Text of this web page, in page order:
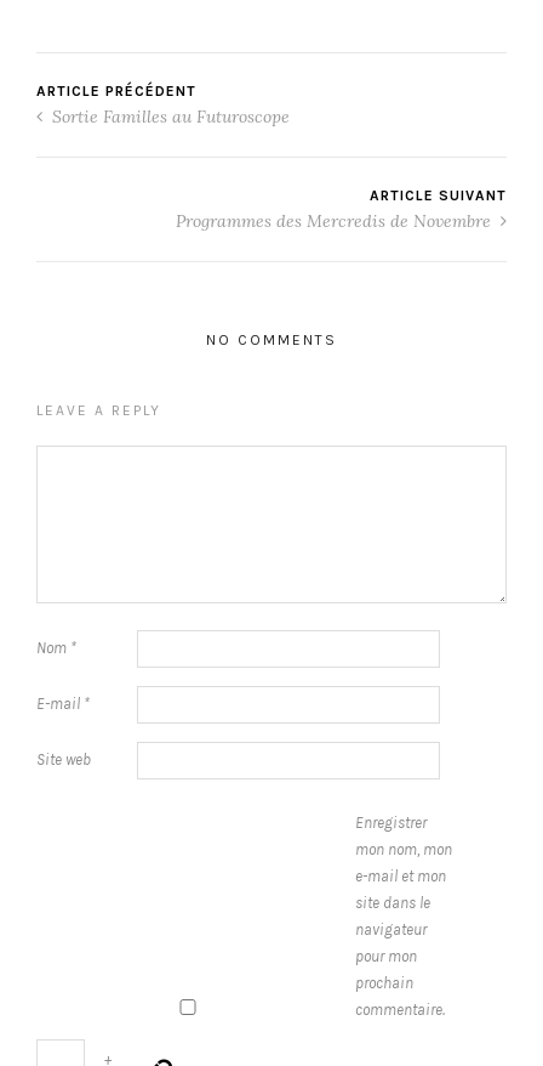
ARTICLE PRÉCÉDENT
Sortie Familles au Futuroscope
ARTICLE SUIVANT
Programmes des Mercredis de Novembre
NO COMMENTS
LEAVE A REPLY
Nom *
E-mail *
Site web
Enregistrer
mon nom, mon
e-mail et mon
site dans le
navigateur
pour mon
prochain
commentaire.
+